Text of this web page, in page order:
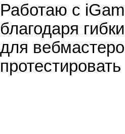
Работаю с
благодаря
для